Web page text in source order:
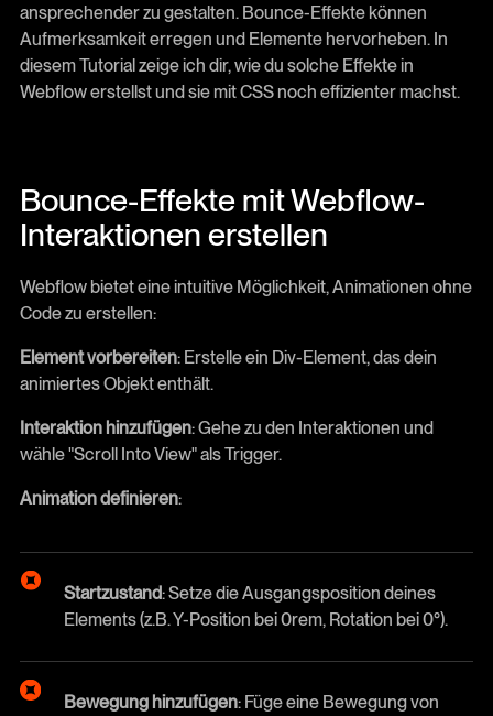
ansprechender zu gestalten. Bounce-Effekte können
Aufmerksamkeit erregen und Elemente hervorheben. In
diesem Tutorial zeige ich dir, wie du solche Effekte in
Webflow erstellst und sie mit CSS noch effizienter machst.
Bounce-Effekte mit Webflow-
Interaktionen erstellen
Webflow bietet eine intuitive Möglichkeit, Animationen ohne
Code zu erstellen:
Element vorbereiten: Erstelle ein Div-Element, das dein
animiertes Objekt enthält.
Interaktion hinzufügen: Gehe zu den Interaktionen und
wähle "Scroll Into View" als Trigger.
Animation definieren:
Startzustand: Setze die Ausgangsposition deines
Elements (z.B. Y-Position bei 0rem, Rotation bei 0°).
Bewegung hinzufügen: Füge eine Bewegung von